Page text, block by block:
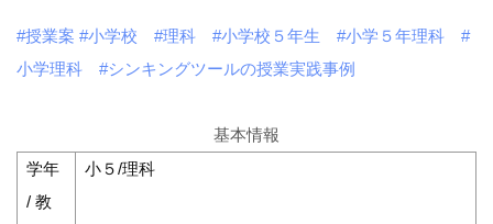
#授業案 #小学校 #理科 #小学校５年生 #小学５年理科
#
小学理科
#シンキングツールの授業実践事例
基本情報
学年
/ 教
小５/理科